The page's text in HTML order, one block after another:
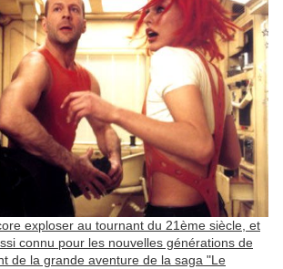
exploser au tournant du 21ème siècle, et
connu pour les nouvelles générations de
de la grande aventure de la saga "Le